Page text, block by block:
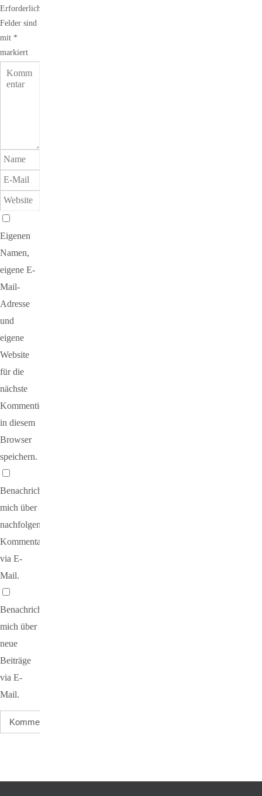
Erforderliche
Felder sind
mit *
markiert
Eigenen
Namen,
eigene E-
Mail-
Adresse
und
eigene
Website
für die
nächste
Kommentierung
in diesem
Browser
speichern.
Benachrichtige
mich über
nachfolgende
Kommentare
via E-
Mail.
Benachrichtige
mich über
neue
Beiträge
via E-
Mail.